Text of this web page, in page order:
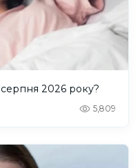
серпня 2026 року?
5,809